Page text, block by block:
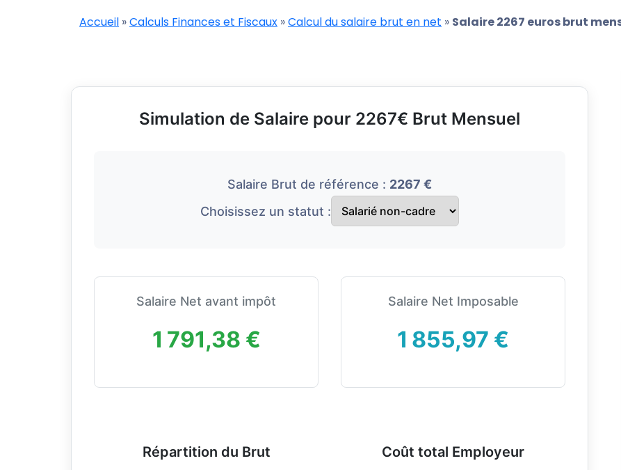
Accueil »Calculs Finances et Fiscaux »Calcul du salaire brut en net » Salaire 2267 euros brut
Simulation de Salaire pour 2267€ Brut Mensuel
Salaire Brut de référence : 2267 €
Choisissez un statut :
Salaire Net avant impôt
1 791,38 €
Salaire Net Imposable
1 855,97 €
Répartition du Brut Coût total Employeur